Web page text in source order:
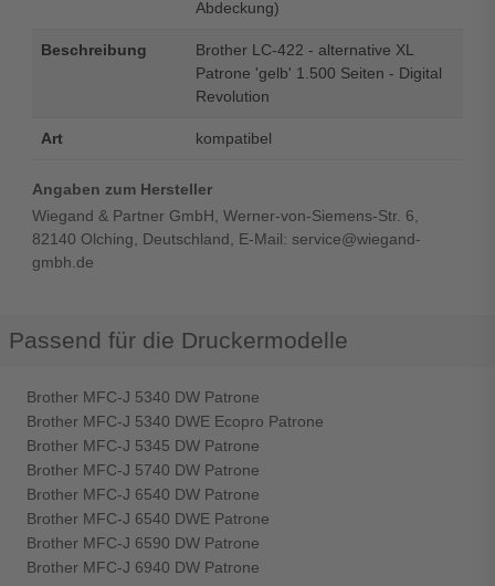
Abdeckung)
Beschreibung
Brother LC-422 - alternative XL
Patrone 'gelb' 1.500 Seiten - Digital
Revolution
Art kompatibel
Angaben zum Hersteller
Wiegand & Partner GmbH, Werner-von-Siemens-Str. 6,
82140 Olching, Deutschland, E-Mail: service@wiegand-
gmbh.de
Passend für die Druckermodelle
Brother MFC-J 5340 DW Patrone
Brother MFC-J 5340 DWE Ecopro Patrone
Brother MFC-J 5345 DW Patrone
Brother MFC-J 5740 DW Patrone
Brother MFC-J 6540 DW Patrone
Brother MFC-J 6540 DWE Patrone
Brother MFC-J 6590 DW Patrone
Brother MFC-J 6940 DW Patrone